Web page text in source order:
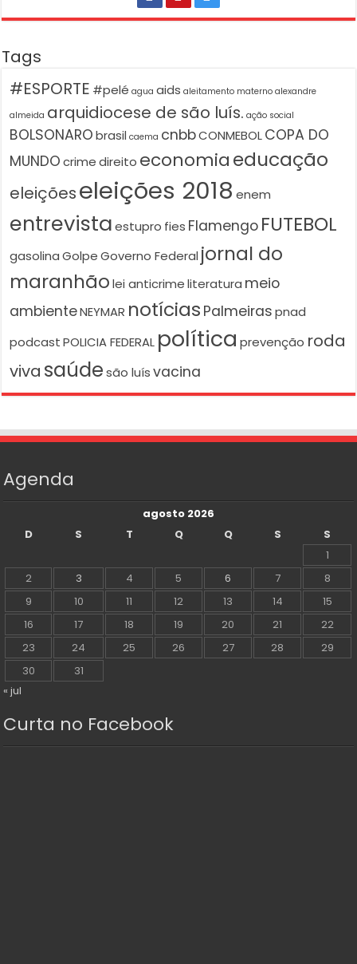
Tags
#ESPORTE #pelé agua aids aleitamento materno alexandre
almeida arquidiocese de são luís. ação social
BOLSONARO brasil caema cnbbCONMEBOLCOPA DO
MUNDO crime direito economiaeducação
eleiçõeseleições 2018 enem
entrevista estupro fies Flamengo FUTEBOL
gasolina Golpe Governo Federal jornal do
maranhão lei anticrime literatura meio
ambienteNEYMAR notícias Palmeiras pnad
podcast POLICIA FEDERAL política prevenção roda
viva saúde são luís vacina
Agenda
agosto 2026
D
S T Q Q S
S
1
2
3 4 5 6 7
8
9
10 11 12 13 14
15
16
17 18 19 20 21
22
23
24 25 26 27 28
29
30
31
« jul
Curta no Facebook